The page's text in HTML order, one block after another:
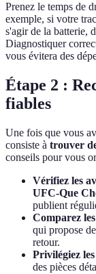
Prenez le temps de
exemple, si votre
s'agir de la batterie,
Diagnostiquer
vous évitera des
Étape 2 :
fiables
Une fois que vous
consiste à trouver
conseils pour vous
Vérifiez les
UFC-Que
publient
Comparez
qui propose
retour.
Privilégiez
des pièces